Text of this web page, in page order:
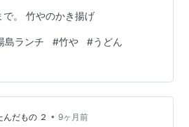
。 竹やのかき揚げ
島ランチ #竹や #うどん
だもの ２ • 9ヶ月前